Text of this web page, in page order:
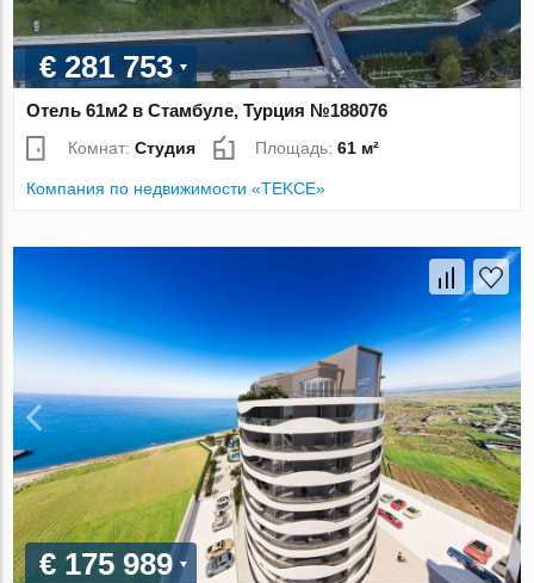
€ 281 753
Отель 61м2 в Стамбуле, Турция №188076
Комнат:Студия Площадь:61 м²
Компания по недвижимости «TEKCE»
€ 175 989